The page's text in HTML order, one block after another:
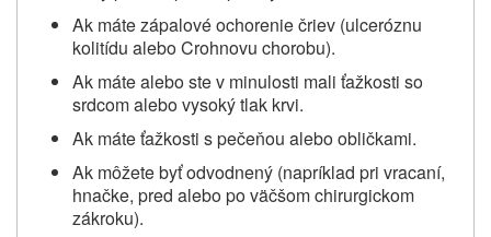
Ak máte zápalové ochorenie čriev (ulceróznu
kolitídu alebo Crohnovu chorobu).
Ak máte alebo ste v minulosti mali ťažkosti so
srdcom alebo vysoký tlak krvi.
Ak máte ťažkosti s pečeňou alebo obličkami.
Ak môžete byť odvodnený (napríklad pri vracaní,
hnačke, pred alebo po väčšom chirurgickom
zákroku).